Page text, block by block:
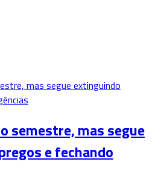
semestre, mas segue
e fechando